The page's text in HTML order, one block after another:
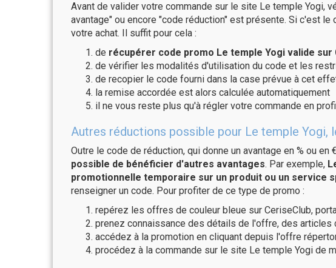
Avant de valider votre commande sur le site Le temple Yogi,
avantage" ou encore "code réduction" est présente. Si c'est
votre achat. Il suffit pour cela :
de récupérer code promo Le temple Yogi valide sur
de vérifier les modalités d'utilisation du code et les
de recopier le code fourni dans la case prévue à cet
la remise accordée est alors calculée automatiquement
il ne vous reste plus qu'à régler votre commande en
Autres réductions possible pour Le temple Yogi,
Outre le code de réduction, qui donne un avantage en % ou
possible de bénéficier d'autres avantages. Par exemple,
promotionnelle temporaire sur un produit ou un service
renseigner un code. Pour profiter de ce type de promo :
repérez les offres de couleur bleue sur CeriseClub,
prenez connaissance des détails de l'offre, des
accédez à la promotion en cliquant depuis l'offre
procédez à la commande sur le site Le temple Yogi de